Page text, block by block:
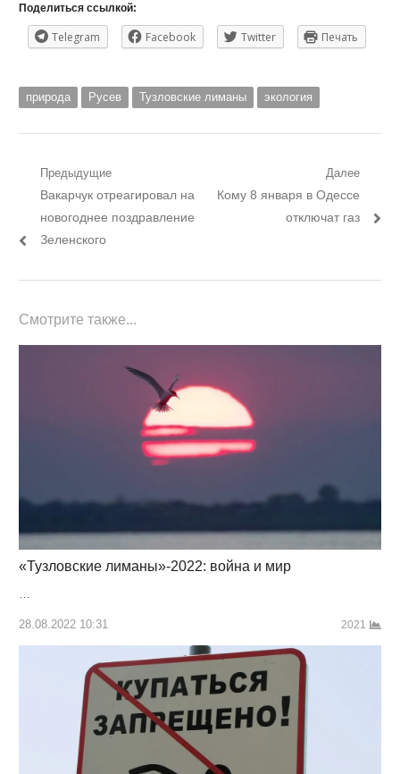
Поделиться ссылкой:
Telegram Facebook Twitter Печать
природа Русев Тузловские лиманы экология
Навигация
записям
Предыдущие
Предыдущий
пост:
Вакарчук отреагировал на
новогоднее поздравление
Зеленского
Далее
Следующий
Кому 8 января в Одессе
отключат газ
Смотрите также...
«Тузловские лиманы»-2022: война и мир
28.08.2022 10:31 2021